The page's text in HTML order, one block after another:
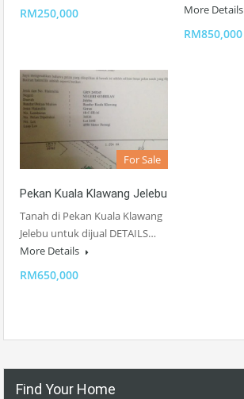
RM250,000
More Details
RM850,000
For Sale
Pekan Kuala Klawang Jelebu
Tanah di Pekan Kuala Klawang
Jelebu untuk dijual DETAILS…
More Details
RM650,000
Find Your Home